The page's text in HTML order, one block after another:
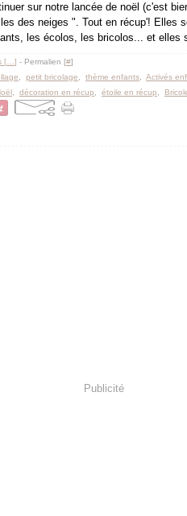
sur notre lancée de noël (c'est
des neiges ". Tout en récup'! Elles
les écolos, les bricolos... et elles
[ ] - Permalien [#]
petit bricolage thème enfants Activés
décoration en récup étoile en récup
Publicité